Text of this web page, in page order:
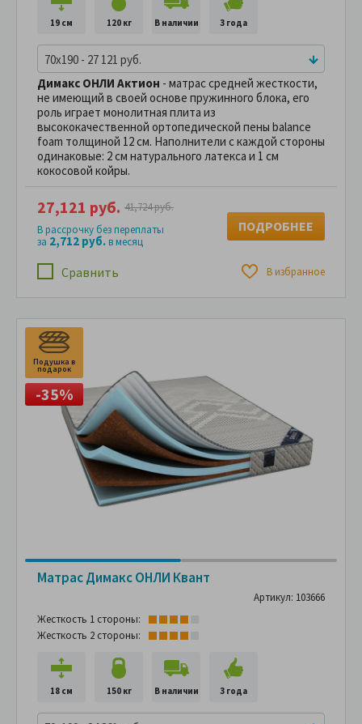
19 см 120 кг В наличии 3 года
70x190 - 27 121 руб.
Димакс ОНЛИ Актион - матрас средней жесткости,
не имеющий в своей основе пружинного блока, его
роль играет монолитная плита из
высококачественной ортопедической пены balance
foam толщиной 12 см. Наполнители с каждой стороны
одинаковые: 2 см натурального латекса и 1 см
кокосовой койры.
Сравнить В избранное
27,121 руб. 41,724 руб.
В рассрочку без переплаты
за 2,712 руб.в месяц
ПОДРОБНЕЕ
Подушка в
подарок
-35%
Матрас Димакс ОНЛИ Квант
Артикул: 103666
Жесткость 1 стороны:
Жесткость 2 стороны:
18 см 150 кг В наличии 3 года